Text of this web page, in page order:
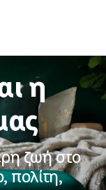
η
ζωή στο
πολίτη,